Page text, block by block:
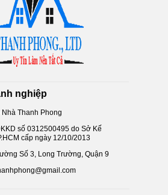
nghiệp
Thanh Phong
số 0312500495 do Sở Kế
cấp ngày 12/10/2013
Số 3, Long Trường, Quận 9